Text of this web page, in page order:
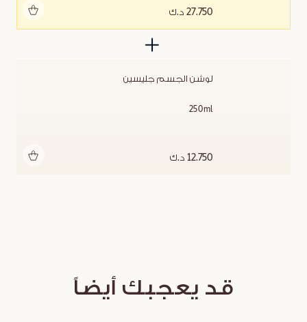
27.750 د.ك
لوشن الجسم جليسين
250ml
12.750 د.ك
قد يعجبك أيضاً